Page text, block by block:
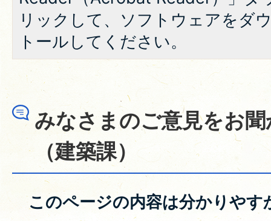
リックして、ソフトウェアをダ
トールしてください。
みなさまのご意見をお
（建築課）
このページの内容は分かりやす